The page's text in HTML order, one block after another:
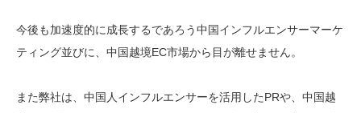
今後も加速度的に成長するであろう中国インフルエンサーマーケ
ティング並びに、中国越境EC市場から目が離せません。
また弊社は、中国人インフルエンサーを活用したPRや、中国越